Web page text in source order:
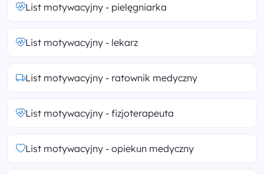
List motywacyjny - pielęgniarka
List motywacyjny - lekarz
List motywacyjny - ratownik medyczny
List motywacyjny - fizjoterapeuta
List motywacyjny - opiekun medyczny